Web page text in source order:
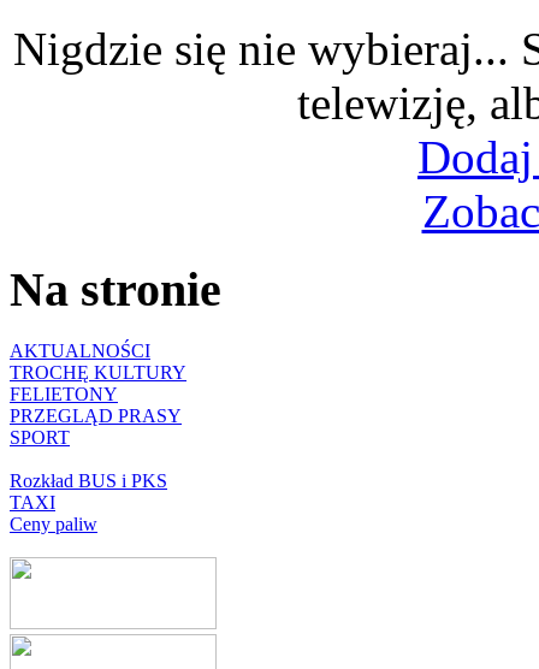
Nigdzie się nie wybieraj...
telewizję,
Na stronie
AKTUALNOŚCI
TROCHĘ KULTURY
FELIETONY
PRZEGLĄD PRASY
SPORT
Rozkład BUS i PKS
TAXI
Ceny paliw